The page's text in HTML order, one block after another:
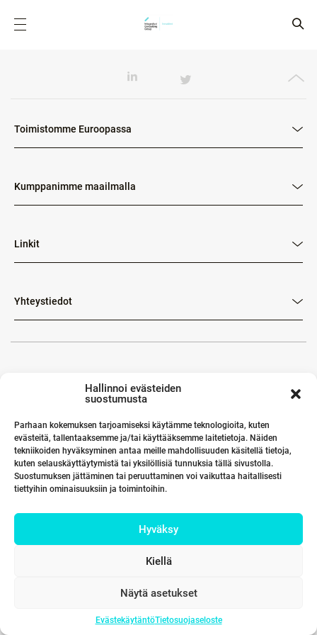
Hallinnoi evästeiden
suostumusta
Parhaan kokemuksen tarjoamiseksi käytämme teknologioita, kuten
evästeitä, tallentaaksemme ja/tai käyttääksemme laitetietoja. Näiden
tekniikoiden hyväksyminen antaa meille mahdollisuuden käsitellä tietoja,
kuten selauskäyttäytymistä tai yksilöllisiä tunnuksia tällä sivustolla.
Suostumuksen jättäminen tai peruuttaminen voi vaikuttaa haitallisesti
tiettyihin ominaisuuksiin ja toimintoihin.
Hyväksy
Kiellä
Näytä asetukset
EvästekäytäntöTietosuojaseloste
Toimistomme Euroopassa
Kumppanimme maailmalla
Linkit
Yhteystiedot